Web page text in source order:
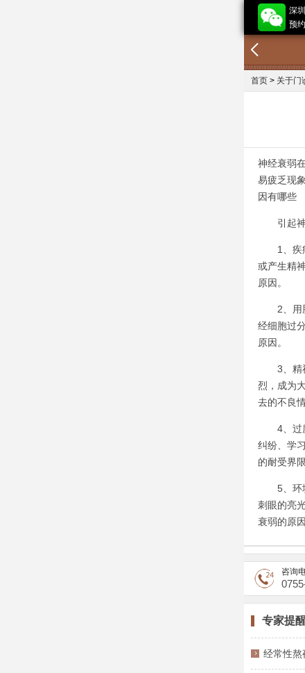
深
预
首页 > 关于门
神经衰弱
易疲乏现
因有哪些
引起神
1、疾病
或产生精
原因。
2、用脑
经细胞过
原因。
3、精神
烈，成为
去的不良
4、过度
纠纷、学
的耐受界
5、环境
刺眼的亮
衰弱的原因
咨询
专家提
经常性熬